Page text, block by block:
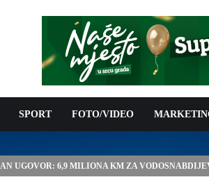
SPORT FOTO/VIDEO
UGOVOR: 6,9 MILIONA KM ZA